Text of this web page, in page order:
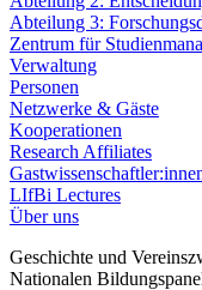
Abteilung 3:
Zentrum für
Verwaltung
Personen
Netzwerke & Gäste
Kooperationen
Research Affiliates
LIfBi Lectures
Über uns
Geschichte und
Nationalen